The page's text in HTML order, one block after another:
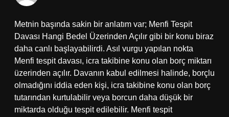
Metnin başında sakin bir anlatım var; Menfi Tespit
Davası Hangi Bedel Üzerinden Açılır gibi bir konu biraz
daha canlı başlayabilirdi. Asıl vurgu yapılan nokta
Menfi tespit davası, icra takibine konu olan borç miktarı
üzerinden açılır. Davanın kabul edilmesi halinde, borçlu
olmadığını iddia eden kişi, icra takibine konu olan borç
tutarından kurtulabilir veya borcun daha düşük bir
miktarda olduğu tespit edilebilir. Menfi tespit